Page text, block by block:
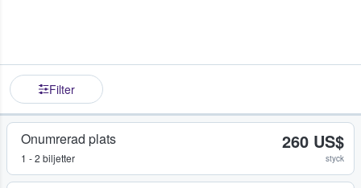
Filter
Onumrerad plats
1 - 2 biljetter
260 US$
styck